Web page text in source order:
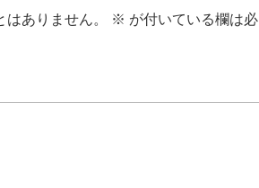
ありません。 ※ が付いている欄は必